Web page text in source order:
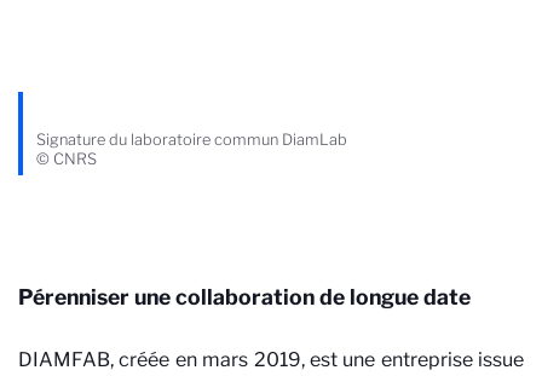
Signature du laboratoire commun DiamLab
© CNRS
Pérenniser une collaboration de longue date
DIAMFAB, créée en mars 2019, est une entreprise issue